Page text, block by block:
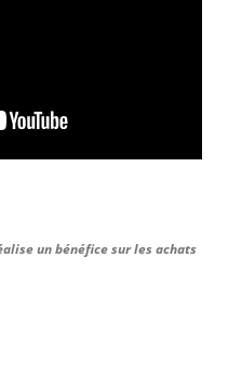
un bénéfice sur les achats